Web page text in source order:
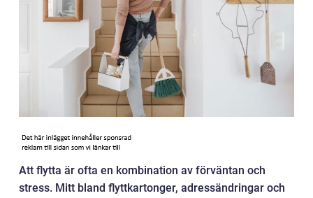
Att flytta är ofta en kombination av förväntan och
stress. Mitt bland flyttkartonger, adressändringar och